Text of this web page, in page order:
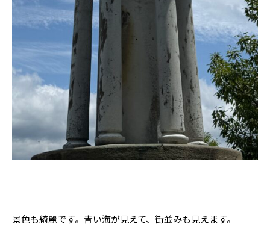
景色も綺麗です。青い海が見えて、街並みも見えます。